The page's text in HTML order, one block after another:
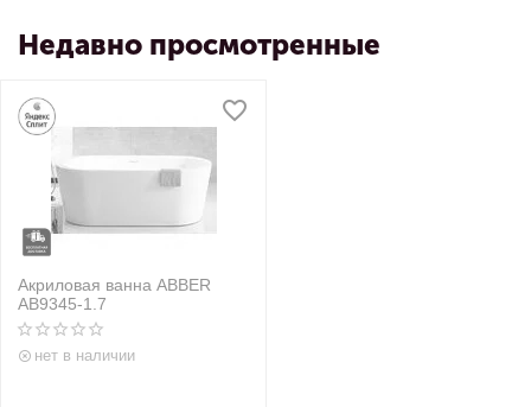
Недавно просмотренные
Акриловая ванна ABBER
AB9345-1.7
нет в наличии